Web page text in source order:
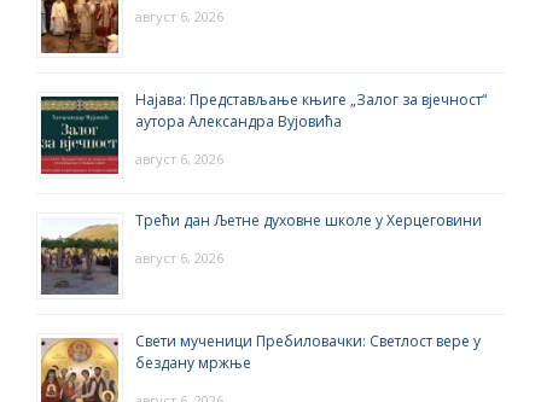
август 6, 2026
Најава: Представљање књиге „Залог за вјечност“
аутора Александра Вујовића
август 6, 2026
Трећи дан Љетне духовне школе у Херцеговини
август 6, 2026
Свети мученици Пребиловачки: Светлост вере у
бездану мржње